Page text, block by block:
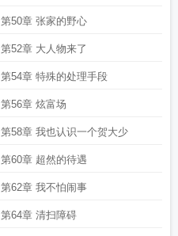
第50章 张家的野心
第52章 大人物来了
第54章 特殊的处理手段
第56章 炫富场
第58章 我也认识一个贺大少
第60章 超然的待遇
第62章 我不怕闹事
第64章 清扫障碍